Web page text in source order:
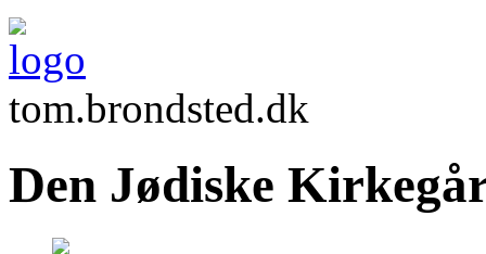
tom.brondsted.dk
Den Jødiske